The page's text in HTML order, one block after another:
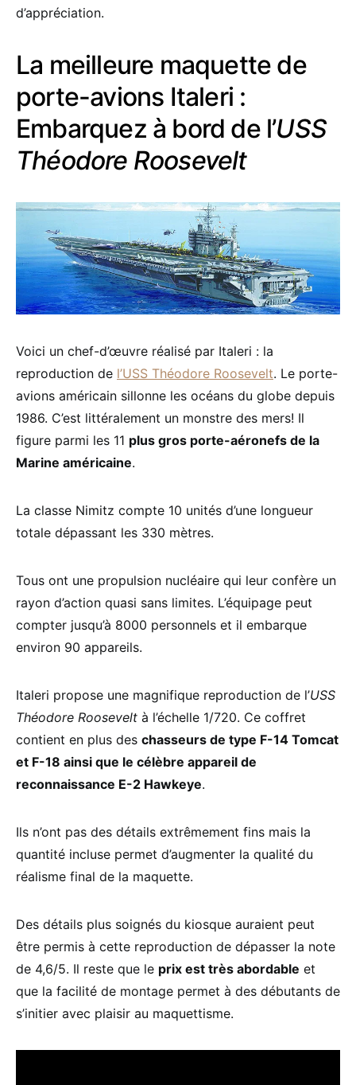
d’appréciation.
La meilleure maquette de
porte-avions Italeri :
Embarquez à bord de l’USS
Théodore Roosevelt
Voici un chef-d’œuvre réalisé par Italeri : la
reproduction de l’USS Théodore Roosevelt. Le porte-
avions américain sillonne les océans du globe depuis
1986. C’est littéralement un monstre des mers! Il
figure parmi les 11 plus gros porte-aéronefs de la
Marine américaine.
La classe Nimitz compte 10 unités d’une longueur
totale dépassant les 330 mètres.
Tous ont une propulsion nucléaire qui leur confère un
rayon d’action quasi sans limites. L’équipage peut
compter jusqu’à 8000 personnels et il embarque
environ 90 appareils.
Italeri propose une magnifique reproduction de l’USS
Théodore Roosevelt à l’échelle 1/720. Ce coffret
contient en plus des chasseurs de type F-14 Tomcat
et F-18 ainsi que le célèbre appareil de
reconnaissance E-2 Hawkeye.
Ils n’ont pas des détails extrêmement fins mais la
quantité incluse permet d’augmenter la qualité du
réalisme final de la maquette.
Des détails plus soignés du kiosque auraient peut
être permis à cette reproduction de dépasser la note
de 4,6/5. Il reste que le prix est très abordable et
que la facilité de montage permet à des débutants de
s’initier avec plaisir au maquettisme.